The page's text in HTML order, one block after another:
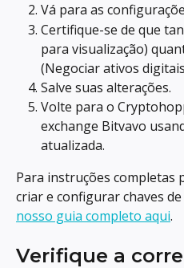
Vá para as
Certifique-se de que
para visualização)
(Negociar ativos
Salve suas alterações.
Volte para o
exchange Bitvavo
atualizada.
Para instruções completas
criar e configurar chaves
nosso guia completo aqui.
Verifique a